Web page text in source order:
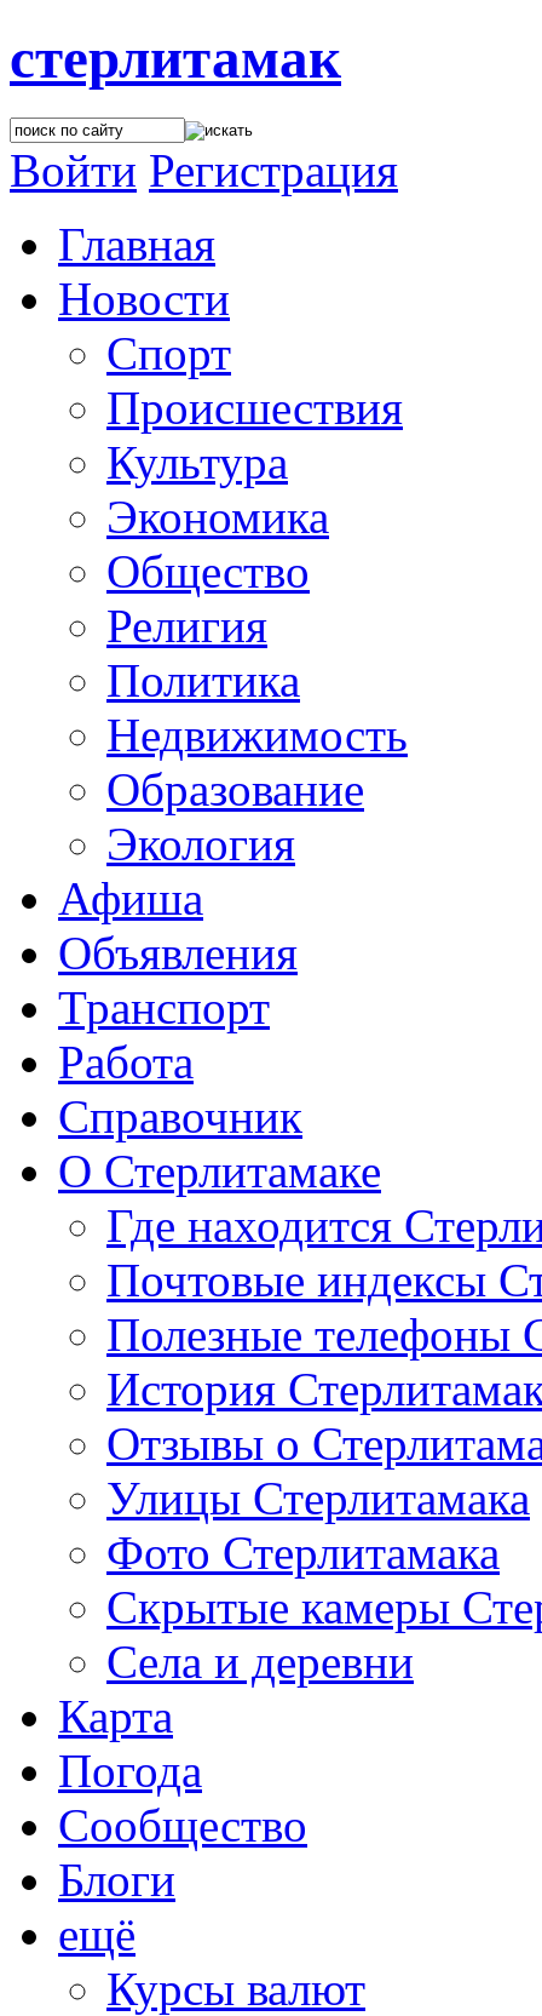
стерлитамак
Войти Регистрация
Главная
Новости
Спорт
Происшествия
Культура
Экономика
Общество
Религия
Политика
Недвижимость
Образование
Экология
Афиша
Объявления
Транспорт
Работа
Справочник
О Стерлитамаке
Где находится
Почтовые индексы
Полезные телефоны
История
Отзывы о
Улицы Стерлитамака
Фото Стерлитамака
Скрытые камеры
Села и деревни
Карта
Погода
Сообщество
Блоги
ещё
Курсы валют